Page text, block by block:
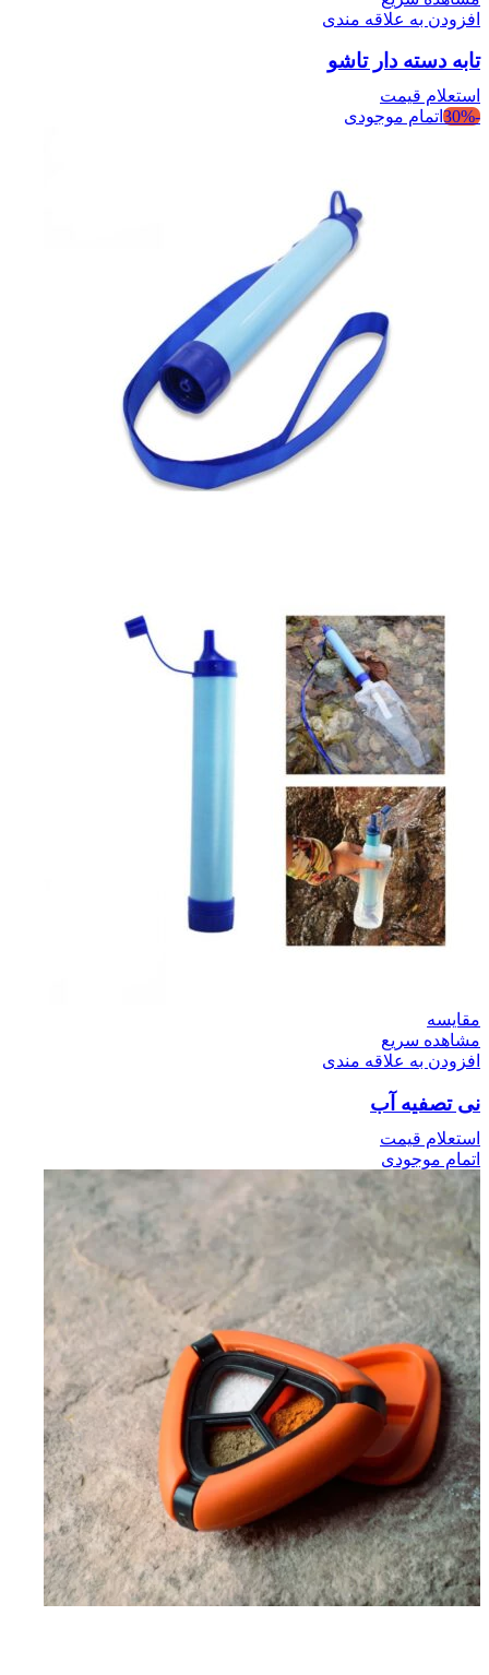
افزودن به علاقه مندی
تابه دسته دار تاشو
استعلام قیمت
-30%
اتمام موجودی
مقایسه
مشاهده سریع
افزودن به علاقه مندی
نی تصفیه آب
استعلام قیمت
اتمام موجودی